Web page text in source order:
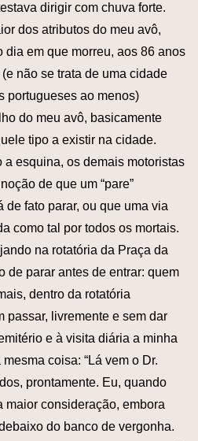
dirigir com chuva forte.
dos atributos do meu avô,
dia em que morreu, aos 86 anos
não se trata de uma cidade
portugueses ao menos)
do meu avô, basicamente
tipo a existir na cidade.
esquina, os demais motoristas
de que um “pare”
fato parar, ou que uma via
como tal por todos os mortais.
na rotatória da Praça da
de parar antes de entrar: quem
dentro da rotatória
passar, livremente e sem dar
e à visita diária a minha
coisa: “Lá vem o Dr.
prontamente. Eu, quando
maior consideração, embora
do banco de vergonha.